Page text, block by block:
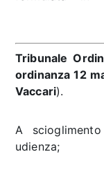
Tribunale
ordinanza 12
Vaccari).
A
udienza;